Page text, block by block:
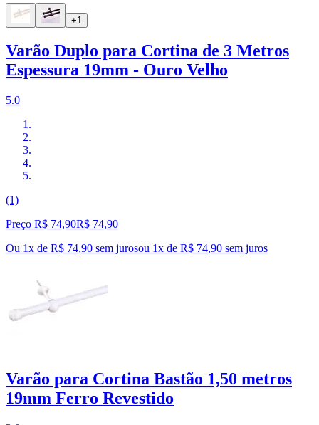
+1
Varão Duplo para Cortina de 3 Metros
Espessura 19mm - Ouro Velho
5.0
(1)
Preço R$ 74,90R$ 74,90
Ou 1x de R$ 74,90 sem jurosou 1x de R$ 74,90 sem juros
Varão para Cortina Bastão 1,50 metros
19mm Ferro Revestido